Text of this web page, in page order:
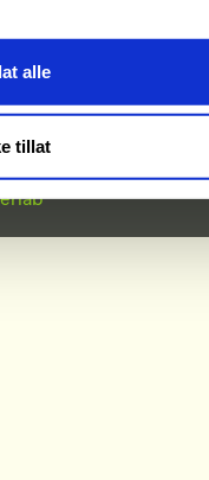
alle
tillat